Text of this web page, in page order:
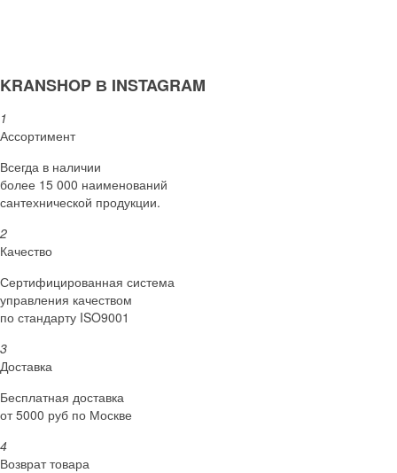
KRANSHOP В INSTAGRAM
1
Ассортимент
Всегда в наличии
более 15 000 наименований
сантехнической продукции.
2
Качество
Сертифициро­ванная система
управления качеством
по стандарту ISO9001
3
Доставка
Бесплатная доставка
от 5000 руб по Москве
4
Возврат товара